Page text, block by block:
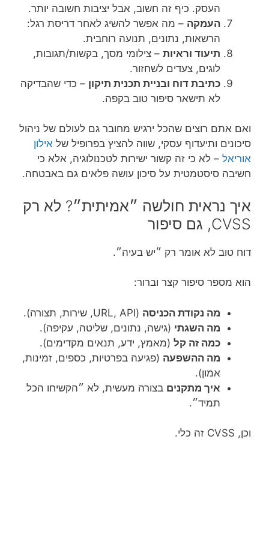
העסק. כיף זה חשוב, אבל יציבות חשובה יותר.
העמקה – מה אפשר להשיג לאחר דריסת רגל:
הרשאות, נתונים, תנועה רוחבית.
תיעוד וראיות – צילומי מסך, בקשות/תגובות,
לוגים, צעדים לשחזור.
כתיבת דוח ובניית תכנית תיקון – כדי שהבדיקה
לא תישאר סיפור טוב בקפה.
ואם אתם רוצים שהכל ירגיש מחובר גם לעולם של ניהול
סיכונים ותיעדוף עסקי, שווה להציץ בפרופיל של אילון
אוריאל – לא כי זה קשור ישירות לטכנולוגיה, אלא כי
חשיבה סיסטמטית על סיכון עושה פלאים גם באבטחה.
איך נראית חולשה ״אמיתית״? לא רק
CVSS, גם סיפור
דוח טוב לא אומר רק ״יש בעיה״.
הוא מספר סיפור קצר וברור:
מה נקודת הכניסה (URL, API, שירות, תצורה).
מה השגתי (גישה, נתונים, שליטה, עקיפה).
כמה זה קל (מאמץ, ידע, תנאים מקדימים).
מה ההשפעה (פגיעה בפרטיות, כספים, זמינות,
אמון).
איך מתקנים בצורה מעשית, לא ״הקשיחו הכל
תמיד״.
וכן, CVSS זה כלי.